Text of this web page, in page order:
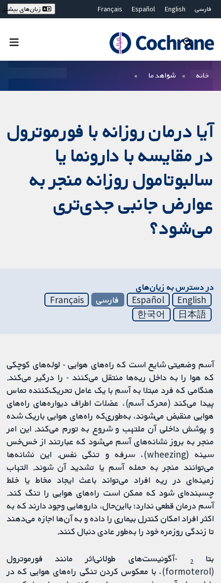
فارسی English
Español
Français
Bahasa Malaysia
ไทย
繁體中文
زبان‌های بیشتر
خانه شواهد ما
آیا درمان روزانه با فورموترول
در مقایسه با دارونما یا
سالبوتامول روزانه منجر به
عوارض جانبی جدی‌تری
می‌شود؟
در دسترس به زیان‌های
English
Español فارسی
Français
日本語
한국어
آسم وضعیتی شایع است که راه‌های هوایی - لوله‌های کوچکی
که هوا را به داخل ریه‌ها منتقل می‌کنند - را درگیر می‌کند.
هنگامی که فرد مبتلا به آسم با یک عامل تحریک‌کننده تماس
پیدا می‌کند (محرک آسم)، عضلات اطراف دیواره‌های راه‌های
هوایی منقبض می‌شوند، به‌طوری‌که راه‌های هوایی باریک شده
و پوشش داخلی آن ملتهب و شروع به تورم می‌کند. این امر
منجر به بروز نشانه‌های آسم می‌شود که عبارتند از خس‌خس
سینه (wheezing)، سرفه و تنگی نفس. این نشانه‌ها
می‌توانند منجر به حمله آسم یا تشدید آن شوند. التهاب
زمینه‌ای در ریه افراد می‌تواند باعث ایجاد مخاط یا خلط
چسبنده‌ای شود که ممکن است راه‌های هوایی را تنگ کند.
آسم درمان قطعی ندارد؛ بااین‌حال، داروهایی وجود دارند که به
اکثر افراد امکان کنترل بیماری را داده و به آن‌ها اجازه می‌دهند
تا زندگی روزمره خود را به‌طور عادی دنبال کنند.
بتا 2
-آگونیست‌های طولانی‌اثر مانند فورموترول
(formoterol)، با معکوس کردن تنگی راه‌های هوایی که در